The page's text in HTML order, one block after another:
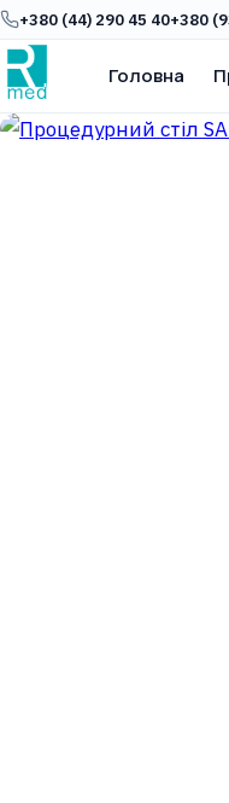
+380 (44) 290 45 40+380
Головна